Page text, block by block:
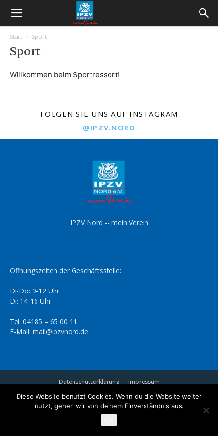
Start Sport
Sport
Willkommen beim Sportressort!
FOLGEN SIE UNS AUF INSTAGRAM
@IPZV.NORD
IPZV Nord -- mein Verein
Öffnungszeiten der Geschäftsstelle:
Di-Do: 9-12 Uhr
Di: 14-16 Uhr
Tel. 04185 – 65 00 11
E-Mail: mail@ipzvnord.de
Datenschutzerklärung Impressum
© IPZV Nord e.V.
Diese Website benutzt Cookies. Wenn du die Website weiter
nutzt, gehen wir von deinem Einverständnis aus.